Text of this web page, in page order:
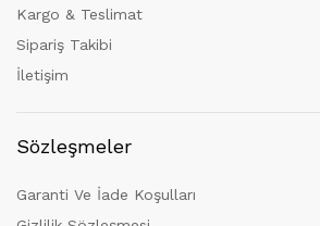
Kargo & Teslimat
Sipariş Takibi
İletişim
Sözleşmeler
Garanti Ve İade Koşulları